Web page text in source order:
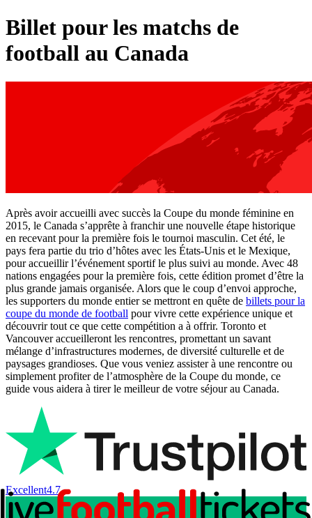
Billet pour les matchs de
football au Canada
Après avoir accueilli avec succès la Coupe du monde féminine en
2015, le Canada s’apprête à franchir une nouvelle étape historique
en recevant pour la première fois le tournoi masculin. Cet été, le
pays fera partie du trio d’hôtes avec les États-Unis et le Mexique,
pour accueillir l’événement sportif le plus suivi au monde. Avec 48
nations engagées pour la première fois, cette édition promet d’être la
plus grande jamais organisée. Alors que le coup d’envoi approche,
les supporters du monde entier se mettront en quête de billets pour la
coupe du monde de football pour vivre cette expérience unique et
découvrir tout ce que cette compétition a à offrir. Toronto et
Vancouver accueilleront les rencontres, promettant un savant
mélange d’infrastructures modernes, de diversité culturelle et de
paysages grandioses. Que vous veniez assister à une rencontre ou
simplement profiter de l’atmosphère de la Coupe du monde, ce
guide vous aidera à tirer le meilleur de votre séjour au Canada.
Excellent4.7